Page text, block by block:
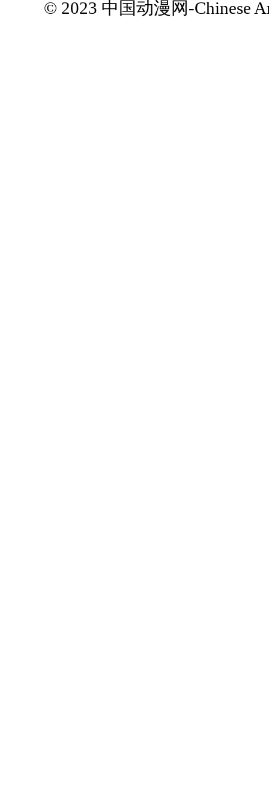
© 2023 中国动漫网-Chinese